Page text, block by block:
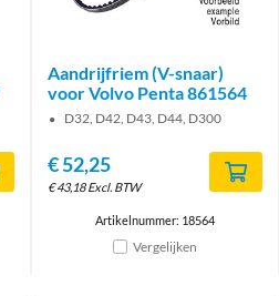
Aandrijfriem (V-snaar)
voor Volvo Penta 861564
D32, D42, D43, D44, D300
€52,25
€43,18 Excl. BTW
Artikelnummer: 18564
Vergelijken